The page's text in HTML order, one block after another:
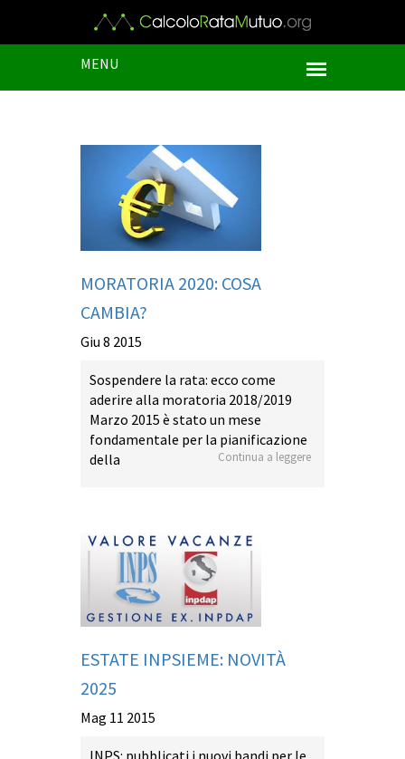
MENU
MORATORIA 2020: COSA
CAMBIA?
Giu 8 2015
Sospendere la rata: ecco come
aderire alla moratoria 2018/2019
Marzo 2015 è stato un mese
fondamentale per la pianificazione
della
Continua a leggere
ESTATE INPSIEME: NOVITÀ
2025
Mag 11 2015
INPS: pubblicati i nuovi bandi per le